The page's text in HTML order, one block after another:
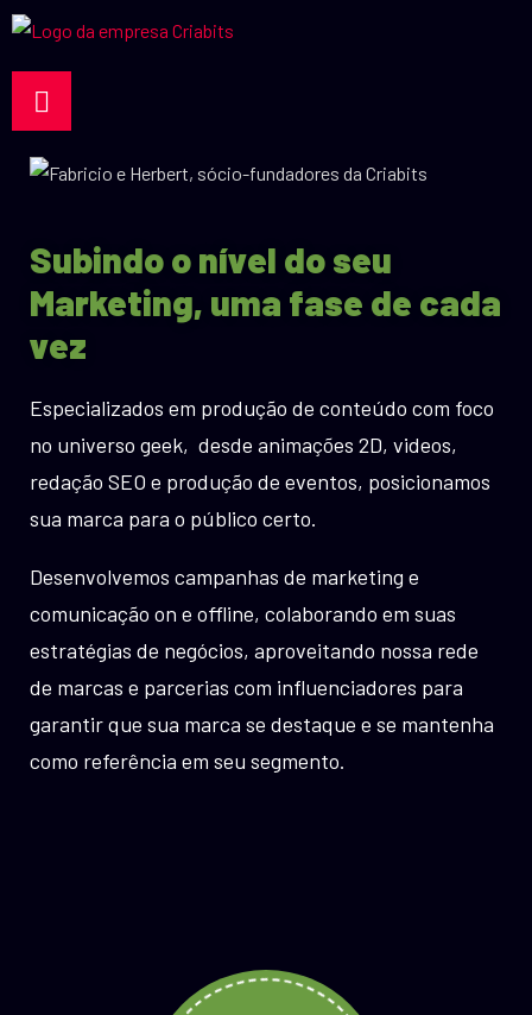
Subindo o nível do seu
Marketing, uma fase de cada
vez
Especializados em produção de conteúdo com foco
no universo geek, desde animações 2D, videos,
redação SEO e produção de eventos, posicionamos
sua marca para o público certo.
Desenvolvemos campanhas de marketing e
comunicação on e offline, colaborando em suas
estratégias de negócios, aproveitando nossa rede
de marcas e parcerias com influenciadores para
garantir que sua marca se destaque e se mantenha
como referência em seu segmento.